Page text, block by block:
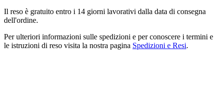
Il reso è gratuito entro i 14 giorni lavorativi dalla data di consegna
dell'ordine.
Per ulteriori informazioni sulle spedizioni e per conoscere i termini e
le istruzioni di reso visita la nostra pagina Spedizioni e Resi.